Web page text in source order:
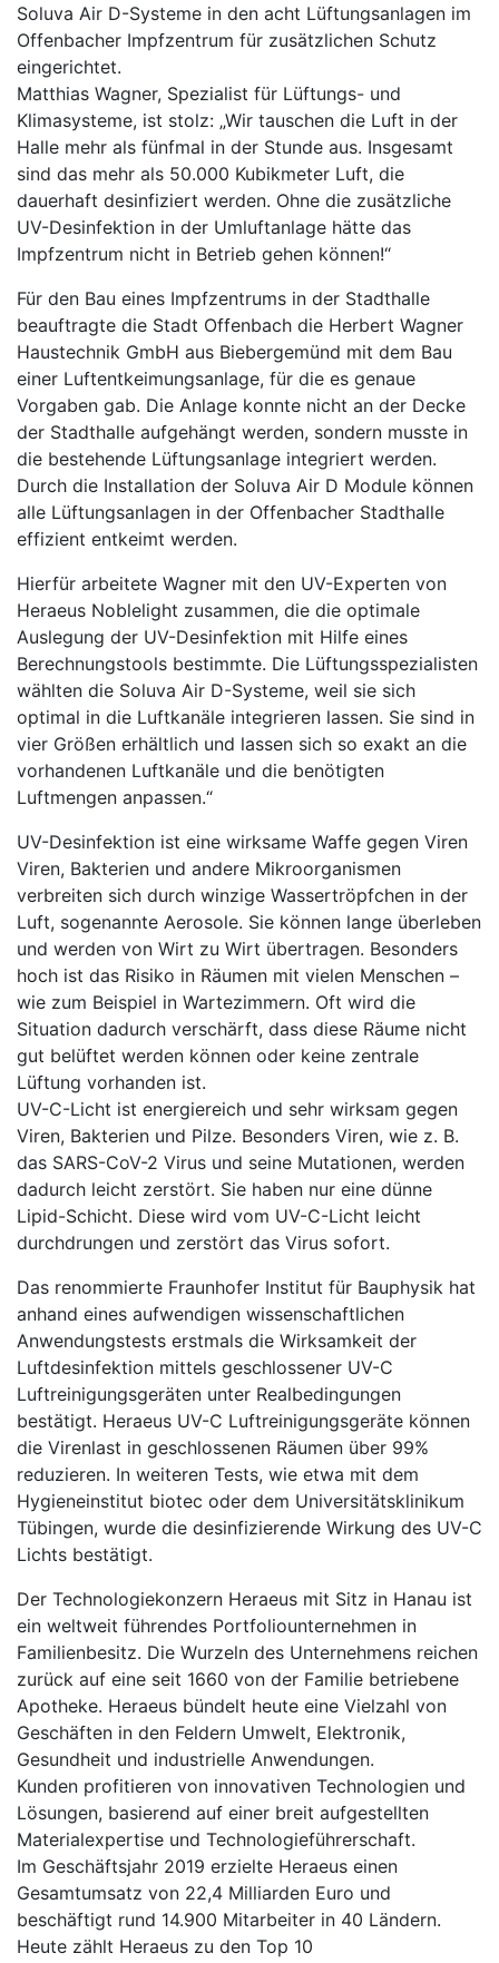
Soluva Air D-Systeme in den acht Lüftungsanlagen im
Offenbacher Impfzentrum für zusätzlichen Schutz
eingerichtet.
Matthias Wagner, Spezialist für Lüftungs- und
Klimasysteme, ist stolz: „Wir tauschen die Luft in der
Halle mehr als fünfmal in der Stunde aus. Insgesamt
sind das mehr als 50.000 Kubikmeter Luft, die
dauerhaft desinfiziert werden. Ohne die zusätzliche
UV-Desinfektion in der Umluftanlage hätte das
Impfzentrum nicht in Betrieb gehen können!“
Für den Bau eines Impfzentrums in der Stadthalle
beauftragte die Stadt Offenbach die Herbert Wagner
Haustechnik GmbH aus Biebergemünd mit dem Bau
einer Luftentkeimungsanlage, für die es genaue
Vorgaben gab. Die Anlage konnte nicht an der Decke
der Stadthalle aufgehängt werden, sondern musste in
die bestehende Lüftungsanlage integriert werden.
Durch die Installation der Soluva Air D Module können
alle Lüftungsanlagen in der Offenbacher Stadthalle
effizient entkeimt werden.
Hierfür arbeitete Wagner mit den UV-Experten von
Heraeus Noblelight zusammen, die die optimale
Auslegung der UV-Desinfektion mit Hilfe eines
Berechnungstools bestimmte. Die Lüftungsspezialisten
wählten die Soluva Air D-Systeme, weil sie sich
optimal in die Luftkanäle integrieren lassen. Sie sind in
vier Größen erhältlich und lassen sich so exakt an die
vorhandenen Luftkanäle und die benötigten
Luftmengen anpassen.“
UV-Desinfektion ist eine wirksame Waffe gegen Viren
Viren, Bakterien und andere Mikroorganismen
verbreiten sich durch winzige Wassertröpfchen in der
Luft, sogenannte Aerosole. Sie können lange überleben
und werden von Wirt zu Wirt übertragen. Besonders
hoch ist das Risiko in Räumen mit vielen Menschen –
wie zum Beispiel in Wartezimmern. Oft wird die
Situation dadurch verschärft, dass diese Räume nicht
gut belüftet werden können oder keine zentrale
Lüftung vorhanden ist.
UV-C-Licht ist energiereich und sehr wirksam gegen
Viren, Bakterien und Pilze. Besonders Viren, wie z. B.
das SARS-CoV-2 Virus und seine Mutationen, werden
dadurch leicht zerstört. Sie haben nur eine dünne
Lipid-Schicht. Diese wird vom UV-C-Licht leicht
durchdrungen und zerstört das Virus sofort.
Das renommierte Fraunhofer Institut für Bauphysik hat
anhand eines aufwendigen wissenschaftlichen
Anwendungstests erstmals die Wirksamkeit der
Luftdesinfektion mittels geschlossener UV-C
Luftreinigungsgeräten unter Realbedingungen
bestätigt. Heraeus UV-C Luftreinigungsgeräte können
die Virenlast in geschlossenen Räumen über 99%
reduzieren. In weiteren Tests, wie etwa mit dem
Hygieneinstitut biotec oder dem Universitätsklinikum
Tübingen, wurde die desinfizierende Wirkung des UV-C
Lichts bestätigt.
Der Technologiekonzern Heraeus mit Sitz in Hanau ist
ein weltweit führendes Portfoliounternehmen in
Familienbesitz. Die Wurzeln des Unternehmens reichen
zurück auf eine seit 1660 von der Familie betriebene
Apotheke. Heraeus bündelt heute eine Vielzahl von
Geschäften in den Feldern Umwelt, Elektronik,
Gesundheit und industrielle Anwendungen.
Kunden profitieren von innovativen Technologien und
Lösungen, basierend auf einer breit aufgestellten
Materialexpertise und Technologieführerschaft.
Im Geschäftsjahr 2019 erzielte Heraeus einen
Gesamtumsatz von 22,4 Milliarden Euro und
beschäftigt rund 14.900 Mitarbeiter in 40 Ländern.
Heute zählt Heraeus zu den Top 10